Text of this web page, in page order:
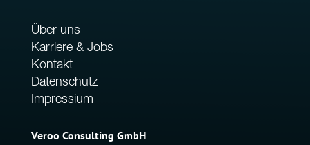
Über uns
Karriere & Jobs
Kontakt
Datenschutz
Impressium
Veroo Consulting GmbH